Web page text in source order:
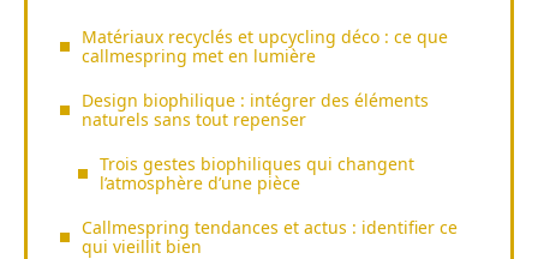
Matériaux recyclés et upcycling déco : ce que
callmespring met en lumière
Design biophilique : intégrer des éléments
naturels sans tout repenser
Trois gestes biophiliques qui changent
l’atmosphère d’une pièce
Callmespring tendances et actus : identifier ce
qui vieillit bien